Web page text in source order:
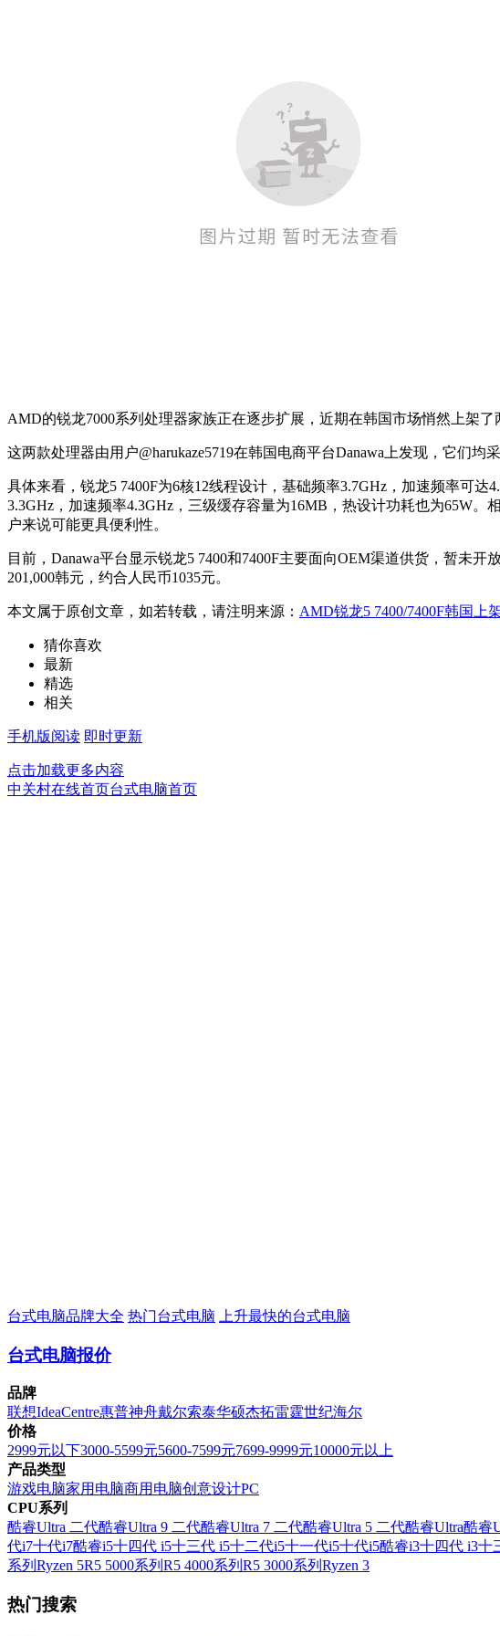
AMD的锐龙7000系列处理器家族正在逐步扩展，近期在韩国市场悄然上架
这两款处理器由用户@harukaze5719在韩国电商平台Danawa上发现，它们
具体来看，锐龙5 7400F为6核12线程设计，基础频率3.7GHz，加速频率可
3.3GHz，加速频率4.3GHz，三级缓存容量为16MB，热设计功耗也为65W
户来说可能更具便利性。
目前，Danawa平台显示锐龙5 7400和7400F主要面向OEM渠道供货，暂未
201,000韩元，约合人民币1035元。
本文属于原创文章，如若转载，请注明来源： AMD锐龙5 7400/7400F韩国上
猜你喜欢
最新
精选
相关
手机版阅读 即时更新
点击加载更多内容
中关村在线首页台式电脑首页
台式电脑品牌大全 热门台式电脑 上升最快的台式电脑
台式电脑报价
品牌
联想IdeaCentre惠普神舟戴尔索泰华硕杰拓雷霆世纪海尔
价格
2999元以下3000-5599元5600-7599元7699-9999元10000元以上
产品类型
游戏电脑家用电脑商用电脑创意设计PC
CPU系列
酷睿Ultra 二代酷睿Ultra 9 二代酷睿Ultra 7 二代酷睿Ultra 5 二代酷睿Ultra酷睿
代i7十代i7酷睿i5十四代 i5十三代 i5十二代i5十一代i5十代i5酷睿i3十四代 i3十
系列 Ryzen 5R5 5000系列 R5 4000系列 R5 3000系列 Ryzen 3
热门搜索